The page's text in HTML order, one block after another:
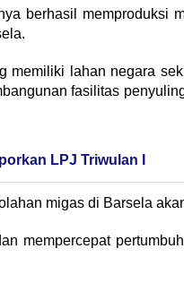
berhasil memproduksi
memiliki lahan negara
fasilitas
LPJ Triwulan I
migas di Barsela
mempercepat